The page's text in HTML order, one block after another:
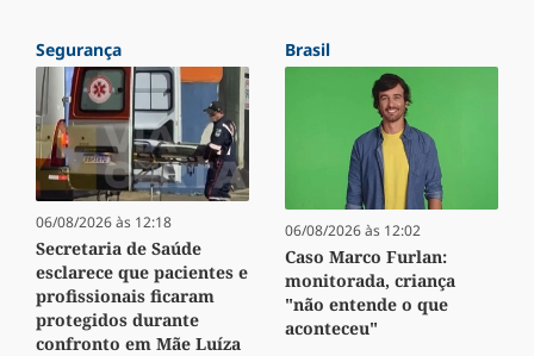
Segurança
06/08/2026 às 12:18
Secretaria de Saúde
esclarece que pacientes e
profissionais ficaram
protegidos durante
confronto em Mãe Luíza
Brasil
06/08/2026 às 12:02
Caso Marco Furlan:
monitorada, criança
"não entende o que
aconteceu"